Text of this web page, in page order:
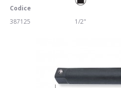
Codice
387125
1/2"